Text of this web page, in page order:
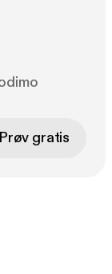
Prøv gratis